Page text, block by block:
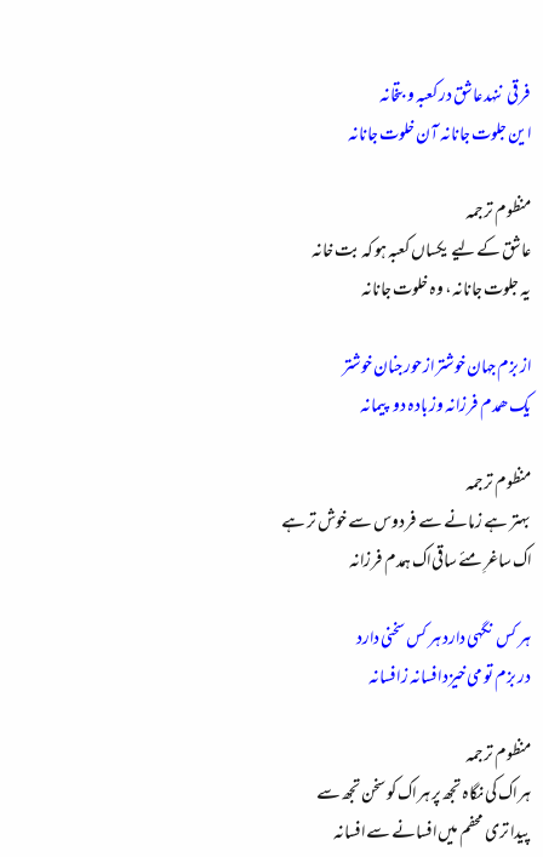
فرقی ننہد عاشق در کعبہ و بتخانہ
این جلوت جانانہ آن خلوت جانانہ
منظوم ترجمہ
عاشق کے لیے یکساں کعبہ ہو کہ بت خانہ
یہ جلوت جانانہ، وہ خلوت جانانہ
از بزم جہان خوشتر از حور جنان خوشتر
یک ھمدم فرزانہ وز بادہ دو پیمانہ
منظوم ترجمہ
بہتر ہے زمانے سے فردوس سے خوش تر ہے
اک ساغرِ مئے ساقی اک ہمدم فرزانہ
ہر کس نگہی دارد ہر کس سخنی دارد
در بزم تو می خیزد افسانہ ز افسانہ
منظوم ترجمہ
ہر اک کی نگاہ تجھ پر ہر اک کو سخن تجھ سے
پیدا تری محفم میں افسانے سے افسانہ